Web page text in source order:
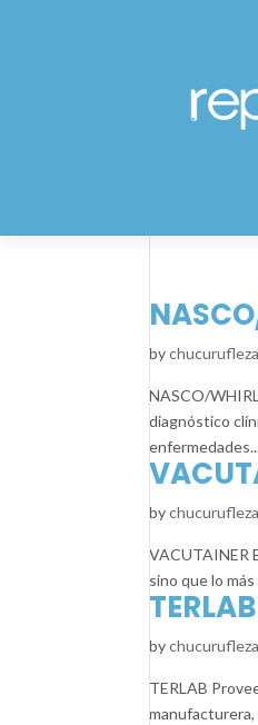
bychucurufleza
NASCO/
diagnóstico
bychucurufleza
VACUTAINER
sino que lo
TERLAB
bychucurufleza
TERLAB